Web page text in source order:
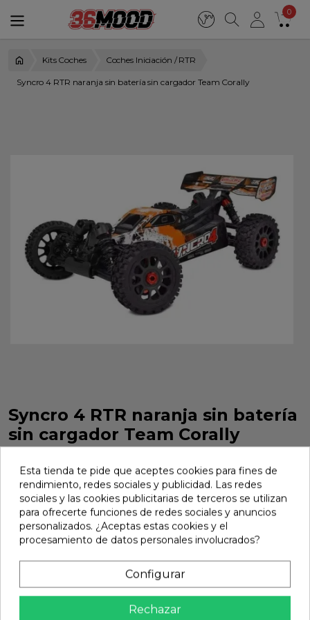
0
Kits Coches Coches Iniciación / RTR
Syncro 4 RTR naranja sin batería sin cargador Team Corally
Syncro 4 RTR naranja sin batería
sin cargador Team Corally
Ref. C-00287-O
Marca: Team Corally Ref: C-00287-O
399,00 €
Avisarme

Esta tienda te pide que aceptes cookies para fines de
rendimiento, redes sociales y publicidad. Las redes
sociales y las cookies publicitarias de terceros se utilizan
para ofrecerte funciones de redes sociales y anuncios
personalizados. ¿Aceptas estas cookies y el
procesamiento de datos personales involucrados?
Configurar
Rechazar